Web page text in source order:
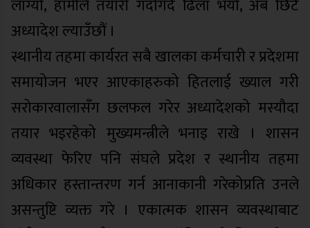
लाग्यो, हामीले तयारी गर्दागर्दै ढिला भयो, अब छिटै
अध्यादेश ल्याउँछौं ।
स्थानीय तहमा कार्यरत सबै खालका कर्मचारी र प्रदेशमा
समायोजन भएर आएकाहरुको हितलाई ख्याल गरी
सरोकारवालासँग छलफल गरेर अध्यादेशको मस्यौदा
तयार भइरहेको मुख्यमन्त्रीले भनाइ राखे । शासन
व्यवस्था फेरिए पनि संघले प्रदेश र स्थानीय तहमा
अधिकार हस्तान्तरण गर्न आनाकानी गरेकोप्रति उनले
असन्तुष्टि व्यक्त गरे । एकात्मक शासन व्यवस्थाबाट